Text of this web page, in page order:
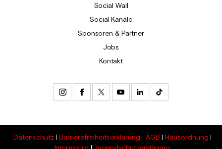
Social Wall
Social Kanäle
Sponsoren & Partner
Jobs
Kontakt
Datenschutz Barrierefreiheitserklärung AGB
Hausordnung